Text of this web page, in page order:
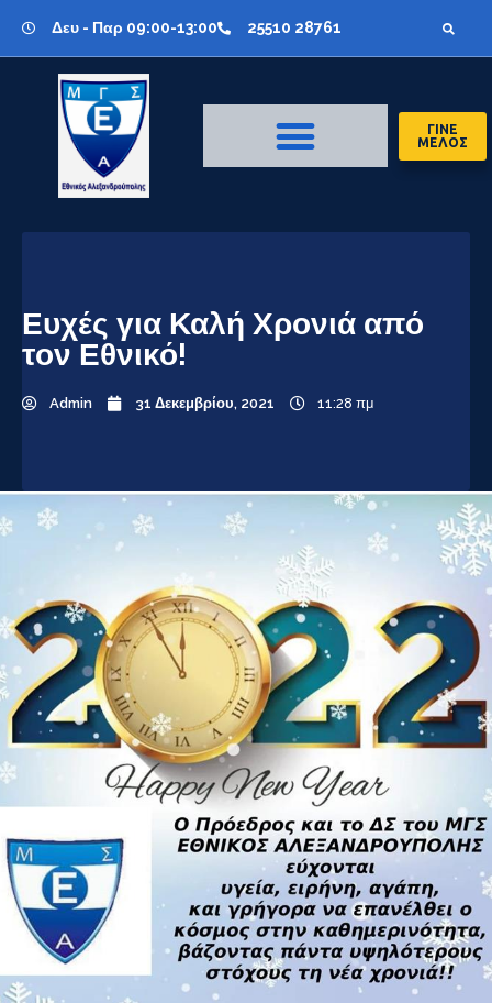
Δευ - Παρ 09:00-13:00 25510 28761
ΓΙΝΕ
ΜΕΛΟΣ
Ευχές για Καλή Χρονιά από
τον Εθνικό!
Admin 31 Δεκεμβρίου, 2021 11:28 πμ